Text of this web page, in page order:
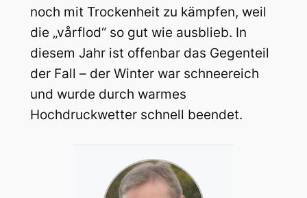
noch mit Trockenheit zu kämpfen, weil
die „vårflod“ so gut wie ausblieb. In
diesem Jahr ist offenbar das Gegenteil
der Fall – der Winter war schneereich
und wurde durch warmes
Hochdruckwetter schnell beendet.